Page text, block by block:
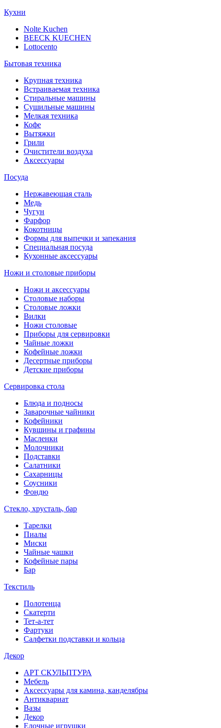
Кухни
Nolte Kuchen
BEECK KUECHEN
Lottocento
Бытовая техника
Крупная техника
Встраиваемая техника
Стиральные машины
Сушильные машины
Мелкая техника
Кофе
Вытяжки
Грили
Очистители воздуха
Аксессуары
Посуда
Нержавеющая сталь
Медь
Чугун
Фарфор
Кокотницы
Формы для выпечки и запекания
Специальная посуда
Кухонные аксессуары
Ножи и столовые приборы
Ножи и аксессуары
Столовые наборы
Столовые ложки
Вилки
Ножи столовые
Приборы для сервировки
Чайные ложки
Кофейные ложки
Десертные приборы
Детские приборы
Сервировка стола
Блюда и подносы
Заварочные чайники
Кофейники
Кувшины и графины
Масленки
Молочники
Подставки
Салатники
Сахарницы
Соусники
Фондю
Стекло, хрусталь, бар
Тарелки
Пиалы
Миски
Чайные чашки
Кофейные пары
Бар
Текстиль
Полотенца
Скатерти
Тет-а-тет
Фартуки
Салфетки подставки и кольца
Декор
АРТ СКУЛЬПТУРА
Мебель
Аксессуары для камина, канделябры
Антиквариат
Вазы
Декор
Елочные игрушки